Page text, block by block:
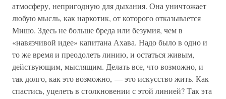
атмосферу, непригодную для дыхания. Она уничтожает
любую мысль, как наркотик, от которого отказывается
Мишо. Здесь не больше бреда или безумия, чем в
«навязчивой идее» капитана Ахава. Надо было в одно и
то же время и преодолеть линию, и остаться живым,
действующим, мыслящим. Делать все, что возможно, и
так долго, как это возможно, — это искусство жить. Как
спастись, уцелеть в столкновении с этой линией? Так эта